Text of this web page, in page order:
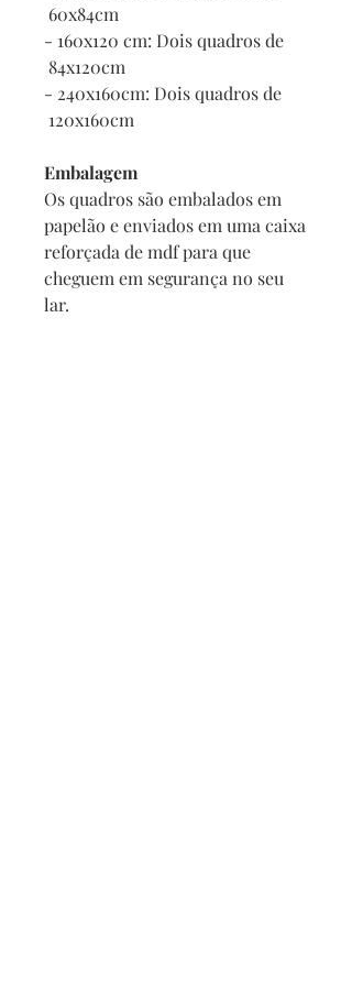
60x84cm
- 160x120 cm: Dois quadros de
84x120cm
- 240x160cm: Dois quadros de
120x160cm
Embalagem
Os quadros são embalados em
papelão e enviados em uma caixa
reforçada de mdf para que
cheguem em segurança no seu
lar.